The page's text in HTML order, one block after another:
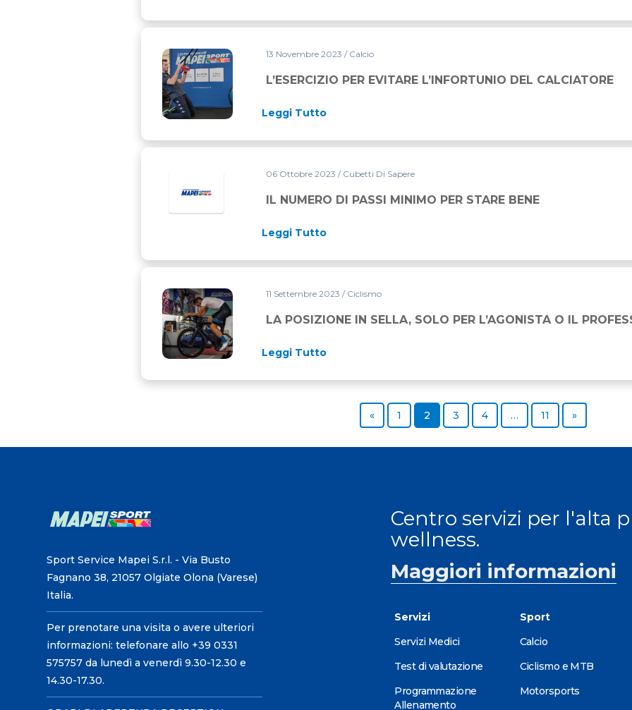
L’ESERCIZIO PER EVITARE L’INFORTUNIO DEL CALCIATORE
13 Novembre 2023 / Calcio
L’ESERCIZIO PER EVITARE L’INFORTUNIO DEL CALCIATORE
Leggi Tutto
06 Ottobre 2023 / Cubetti Di Sapere
IL NUMERO DI PASSI MINIMO PER STARE BENE
Leggi Tutto
LA POSIZIONE IN SELLA, SOLO PER L’AGONISTA O IL PROFESSIONISTA?
11 Settembre 2023 / Ciclismo
LA POSIZIONE IN SELLA, SOLO PER L’AGONISTA O IL
Leggi Tutto
«Previous page
Page
1 Page
2 Page
3 Page
4 … Page
11 »Next page
Sport Service Mapei S.r.l. - Via Busto
Fagnano 38, 21057 Olgiate Olona (Varese)
Italia.
Per prenotare una visita o avere ulteriori
informazioni: telefonare allo +39 0331
575757 da lunedì a venerdì 9.30-12.30 e
14.30-17.30.
Centro servizi per l'alta
wellness.
Maggiori informazioni
Servizi
Servizi Medici
Test di valutazione
Programmazione
Allenamento
Sport
Calcio
Ciclismo e MTB
Motorsports